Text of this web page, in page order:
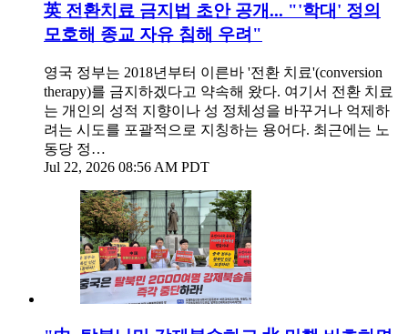
英 전환치료 금지법 초안 공개... "'학대' 정의
모호해 종교 자유 침해 우려"
영국 정부는 2018년부터 이른바 '전환 치료'(conversion
therapy)를 금지하겠다고 약속해 왔다. 여기서 전환 치료
는 개인의 성적 지향이나 성 정체성을 바꾸거나 억제하
려는 시도를 포괄적으로 지칭하는 용어다. 최근에는 노
동당 정…
Jul 22, 2026 08:56 AM PDT